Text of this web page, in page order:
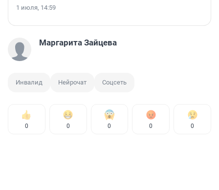
1 июля, 14:59
Маргарита Зайцева
Инвалид Нейрочат Соцсеть
0 0 0 0 0